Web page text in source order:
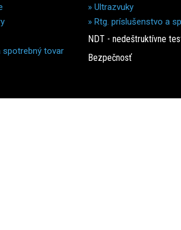
spotrebný tovar
» Ultrazvuky
» Rtg. príslušenstvo a
NDT - nedeštruktívne
Bezpečnosť